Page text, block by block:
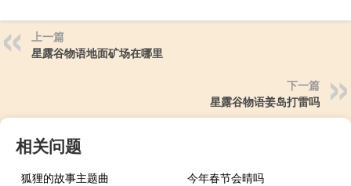
上一篇
星露谷物语地面矿场在哪里
下一篇
星露谷物语姜岛打雷吗
相关问题
狐狸的故事主题曲
今年春节会晴吗